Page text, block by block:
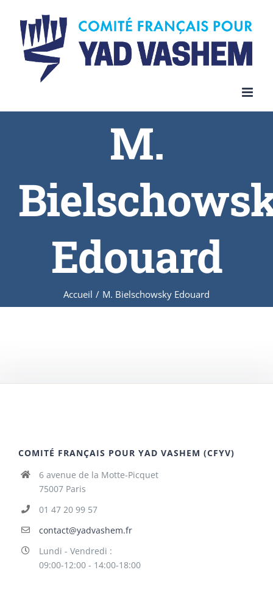
content
M.
Edouard
Accueil / M. Bielschowsky Edouard
COMITÉ FRANÇAIS POUR YAD VASHEM (CFYV)
6 avenue de la Motte-Picquet
75007 Paris
01 47 20 99 57
contact@yadvashem.fr
Lundi - Vendredi :
09:00-12:00 - 14:00-18:00